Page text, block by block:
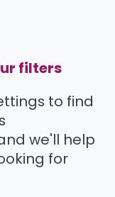
filters.
to find
we'll help
for.